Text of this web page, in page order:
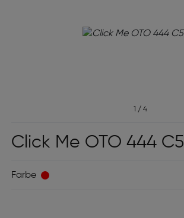
1 / 4
Click Me OTO 444 C5
Farbe